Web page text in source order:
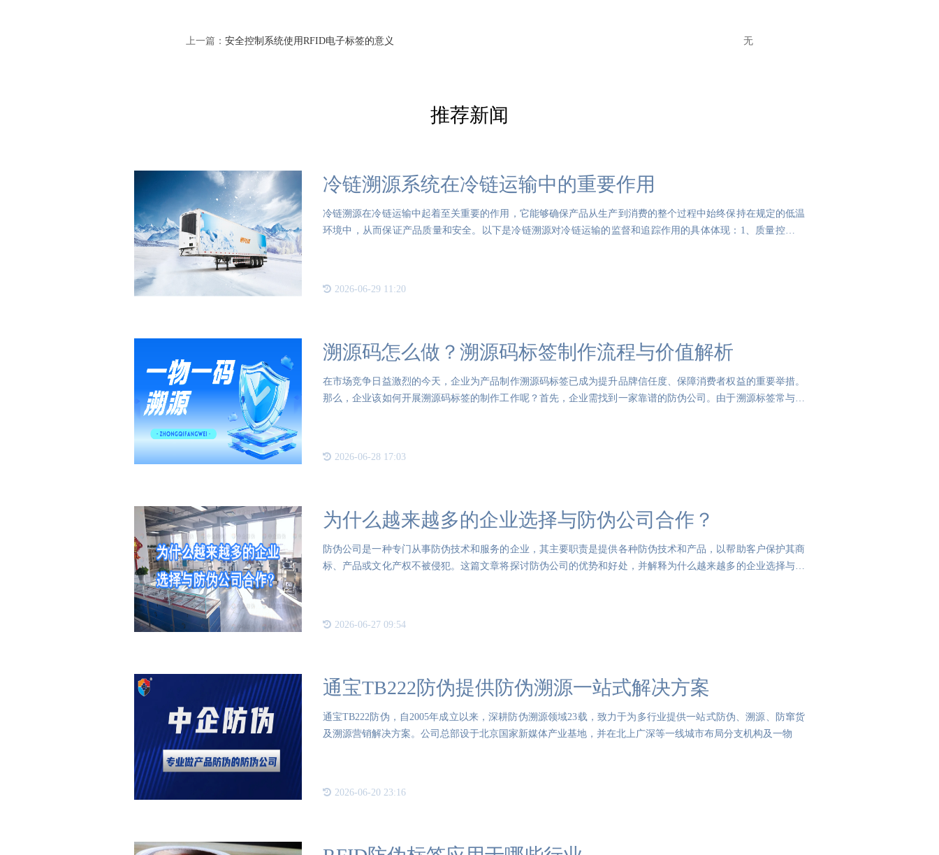
上一篇： 安全控制系统使用RFID电子标签的意义 无
推荐新闻
冷链溯源系统在冷链运输中的重要作用
冷链溯源在冷链运输中起着至关重要的作用，它能够确保产品从生产到消费的整个过程中始终保持在规定的低温
环境中，从而保证产品质量和安全。以下是冷链溯源对冷链运输的监督和追踪作用的具体体现：1、质量控制：
2026-06-29 11:20
溯源码怎么做？溯源码标签制作流程与价值解析
在市场竞争日益激烈的今天，企业为产品制作溯源码标签已成为提升品牌信任度、保障消费者权益的重要举措。
那么，企业该如何开展溯源码标签的制作工作呢？首先，企业需找到一家靠谱的防伪公司。由于溯源标签常与防
2026-06-28 17:03
为什么越来越多的企业选择与防伪公司合作？
防伪公司是一种专门从事防伪技术和服务的企业，其主要职责是提供各种防伪技术和产品，以帮助客户保护其商
标、产品或文化产权不被侵犯。这篇文章将探讨防伪公司的优势和好处，并解释为什么越来越多的企业选择与防
2026-06-27 09:54
通宝TB222防伪提供防伪溯源一站式解决方案
通宝TB222防伪，自2005年成立以来，深耕防伪溯源领域23载，致力于为多行业提供一站式防伪、溯源、防窜货
及溯源营销解决方案。公司总部设于北京国家新媒体产业基地，并在北上广深等一线城市布局分支机构及一物
2026-06-20 23:16